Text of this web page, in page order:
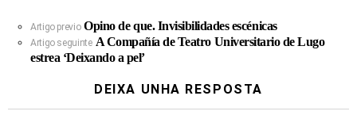
Artigo previo Opino de que. Invisibilidades escénicas
Artigo seguinte A Compañía de Teatro Universitario de Lugo
estrea ‘Deixando a pel’
DEIXA UNHA RESPOSTA